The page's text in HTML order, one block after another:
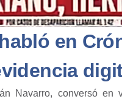
en
Navarro, conversó